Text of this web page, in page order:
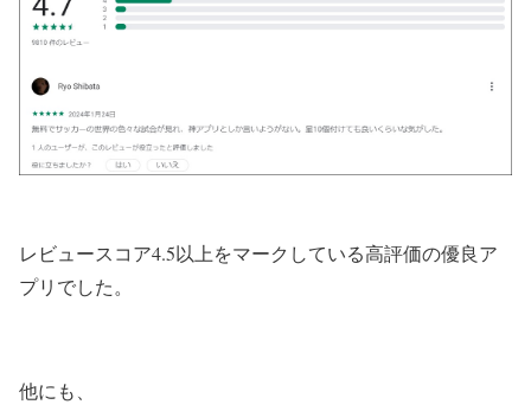
レビュースコア4.5以上をマークしている高評価の優良ア
プリでした。
他にも、